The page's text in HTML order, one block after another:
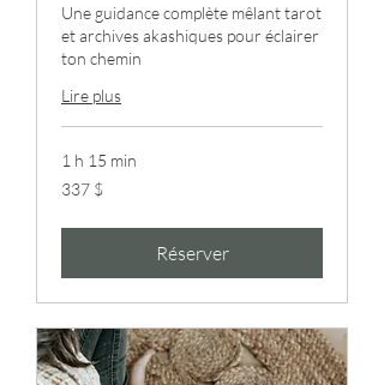
Une guidance complète mêlant tarot
et archives akashiques pour éclairer
ton chemin
Lire plus
1 h 15 min
337 dollars
canadiens
337 $
Réserver